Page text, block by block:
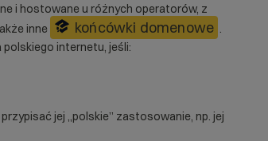
i hostowane u różnych operatorów, z
inne
końcówki domenowe .
polskiego internetu, jeśli:
jej „polskie” zastosowanie, np. jej